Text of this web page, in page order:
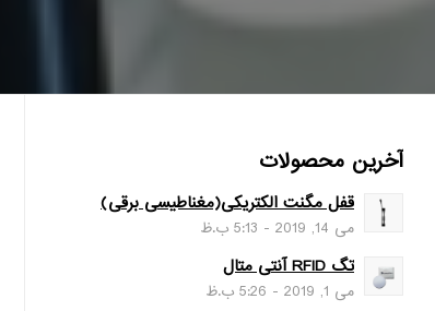
آخرین محصولات
قفل مگنت الکتریکی(مغناطیسی برقی)
می 14, 2019 - 5:13 ب.ظ
تگ RFID آنتی متال
می 1, 2019 - 5:26 ب.ظ